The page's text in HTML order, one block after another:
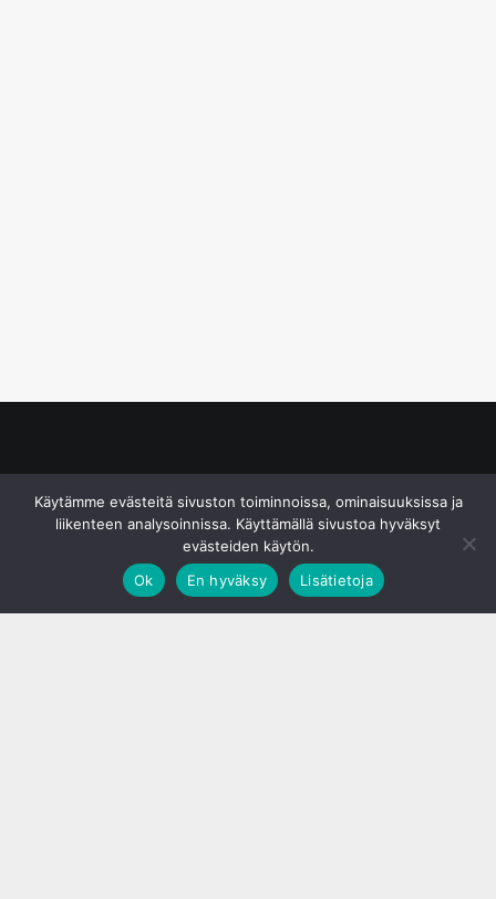
Käytämme evästeitä sivuston toiminnoissa, ominaisuuksissa ja
liikenteen analysoinnissa. Käyttämällä sivustoa hyväksyt
evästeiden käytön.
Ok
En hyväksy Lisätietoja